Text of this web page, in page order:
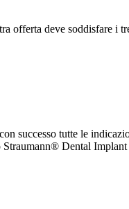
offerta deve soddisfare i
successo tutte le
Straumann® Dental Implant